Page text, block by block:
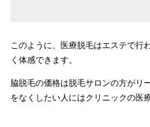
このように、医療脱毛はエステで行
く体感できます。
脇脱毛の価格は脱毛サロンの方がリ
をなくしたい人にはクリニックの医